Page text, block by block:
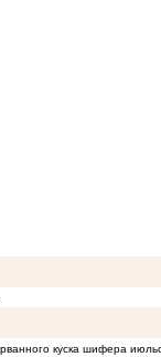
куска шифера